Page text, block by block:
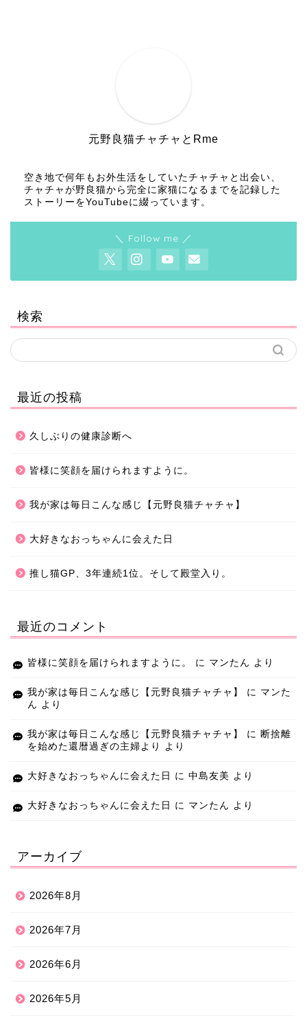
元野良猫チャチャとRme
空き地で何年もお外生活をしていたチャチャと出会い、
チャチャが野良猫から完全に家猫になるまでを記録した
ストーリーをYouTubeに綴っています。
＼ Follow me ／
検索
最近の投稿
久しぶりの健康診断へ
皆様に笑顔を届けられますように。
我が家は毎日こんな感じ【元野良猫チャチャ】
大好きなおっちゃんに会えた日
推し猫GP、3年連続1位。そして殿堂入り。
最近のコメント
皆様に笑顔を届けられますように。 に マンたん より
我が家は毎日こんな感じ【元野良猫チャチャ】 に マンた
ん より
我が家は毎日こんな感じ【元野良猫チャチャ】 に 断捨離
を始めた還暦過ぎの主婦より
より
大好きなおっちゃんに会えた日 に 中島友美 より
大好きなおっちゃんに会えた日 に マンたん より
アーカイブ
2026年8月
2026年7月
2026年6月
2026年5月